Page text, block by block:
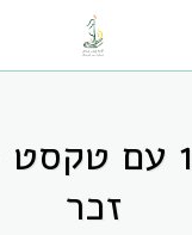
גלויה 1 עם
זכר